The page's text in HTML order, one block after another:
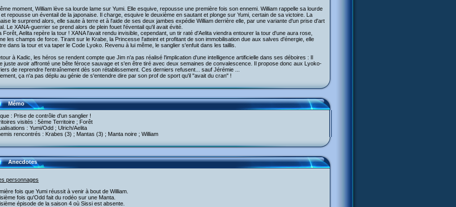
moment, William lève sa lourde lame sur Yumi. Elle esquive, repousse une première fois son ennemi. William rappelle sa lourde
et repousse un éventail de la japonaise. Il charge, esquive le deuxième en sautant et plonge sur Yumi, certain de sa victoire. La
le surprend alors, elle saute à terre et à l'aide de ses deux jambes expédie William derrière elle, par une variante d'un prise d'art
Le XANA-guerrier se prend alors de plein fouet l'éventail qu'il avait évité.
Forêt, Aelita repère la tour ! XANA l'avait rendu invisible, cependant, un tir raté d'Aelita viendra entourer la tour d'une aura rose,
les champs de force. Tirant sur le Krabe, la Princesse l'atteint et profitant de son immobilisation due aux salves d'énergie, elle
dans la tour et va taper le Code Lyoko. Revenu à lui même, le sanglier s'enfuit dans les taillis.
à Kadic, les héros se rendent compte que Jim n'a pas réalisé l'implication d'une intelligence artificielle dans ses déboires : Il
juste avoir affronté une bête féroce sauvage et s'en être tiré avec deux semaines de convalescence. Il propose donc aux Lyoko-
de reprendre l'entraînement dès son rétablissement. Ces derniers refusent... sauf Jérémie ...
ça n'a pas déplu au génie de s'entendre dire par son prof de sport qu'il "avait du cran" !
Mémo
: Prise de contrôle d'un sanglier !
visités : 5ème Territoire ; Forêt
: Yumi/Odd ; Ulrich/Aelita
rencontrés : Krabes (3) ; Mantas (3) ; Manta noire ; William
Anecdotes
personnages
fois que Yumi réussit à venir à bout de William.
fois qu'Odd fait du rodéo sur une Manta.
épisode de la saison 4 où Sissi est absente.